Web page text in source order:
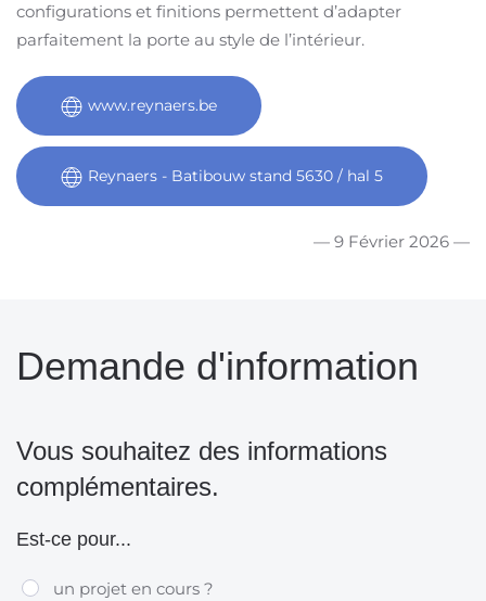
configurations et finitions permettent d’adapter
parfaitement la porte au style de l’intérieur.
www.reynaers.be
Reynaers - Batibouw stand 5630 / hal 5
— 9 Février 2026 —
Demande d'information
Vous souhaitez des informations
complémentaires.
Est-ce pour...
un projet en cours ?